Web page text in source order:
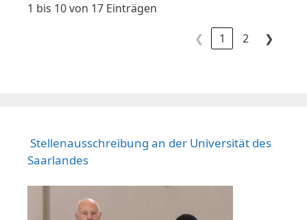
1 bis 10 von 17 Einträgen
❮
1 2 ❯
Stellenausschreibung an der Universität des
Saarlandes